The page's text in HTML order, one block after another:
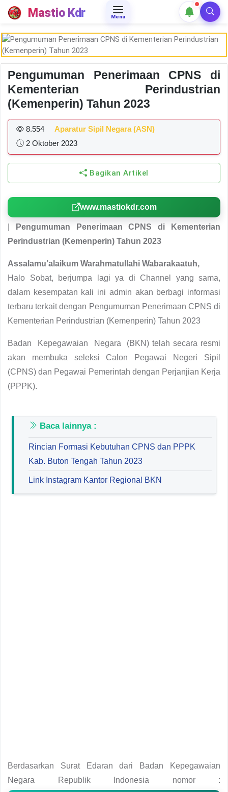
Mastio Kdr Menu
Pengumuman Penerimaan CPNS di
Kementerian Perindustrian
(Kemenperin) Tahun 2023
8.554
Aparatur Sipil Negara (ASN)
2 Oktober 2023
Bagikan Artikel
www.mastiokdr.com
Pengumuman Penerimaan CPNS di Kementerian
Perindustrian (Kemenperin) Tahun 2023
Assalamu’alaikum Warahmatullahi Wabarakaatuh,
Halo Sobat, berjumpa lagi ya di Channel yang sama,
dalam kesempatan kali ini admin akan berbagi informasi
terbaru terkait dengan Pengumuman Penerimaan CPNS di
Kementerian Perindustrian (Kemenperin) Tahun 2023
Badan Kepegawaian Negara (BKN) telah secara resmi
akan membuka seleksi Calon Pegawai Negeri Sipil
(CPNS) dan Pegawai Pemerintah dengan Perjanjian Kerja
(PPPK).
Baca lainnya :
Rincian Formasi Kebutuhan CPNS dan PPPK
Kab. Buton Tengah Tahun 2023
Link Instagram Kantor Regional BKN
Berdasarkan Surat Edaran dari Badan Kepegawaian
Negara Republik Indonesia nomor :